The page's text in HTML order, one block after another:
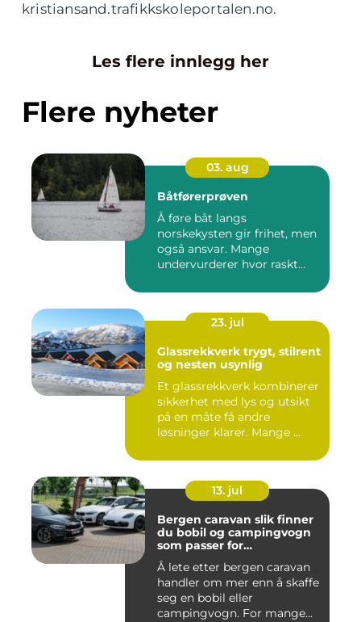
kristiansand.trafikkskoleportalen.no.
Les flere innlegg her
Flere nyheter
03. aug
Båtførerprøven
Å føre båt langs
norskekysten gir frihet, men
også ansvar. Mange
undervurderer hvor raskt
23. jul
Glassrekkverk trygt, stilrent
og nesten usynlig
Et glassrekkverk kombinerer
sikkerhet med lys og utsikt
på en måte få andre
løsninger klarer. Mange ...
13. jul
Bergen caravan slik finner
du bobil og campingvogn
som passer for
vestlandsværet
Å lete etter bergen caravan
handler om mer enn å skaffe
seg en bobil eller
campingvogn. For mange